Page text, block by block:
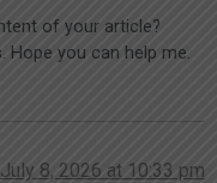
of your article?
Hope you can help me.
July 8, 2026 at 10:33 pm